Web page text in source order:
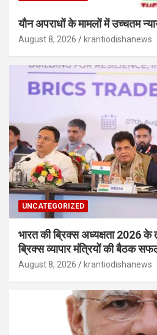
यौन अपराधों के मामलों में उच्चतम
August 8, 2026 krantiodishanews
UNCATEGORIZED
भारत की ब्रिक्‍स अध्यक्षता 2026
ब्रिक्‍स व्यापार मंत्रियों की बैठक
August 8, 2026 krantiodishanews